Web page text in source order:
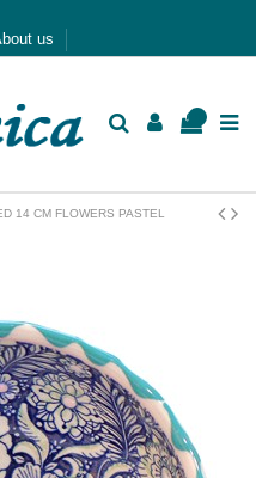
us
14 CM FLOWERS PASTEL